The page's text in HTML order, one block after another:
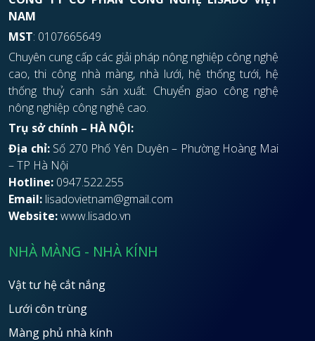
NAM
MST: 0107665649
Chuyên cung cấp các giải pháp nông nghiệp công nghệ
cao, thi công nhà màng, nhà lưới, hệ thống tưới, hệ
thống thuỷ canh sản xuất. Chuyển giao công nghệ
nông nghiệp công nghệ cao.
Trụ sở chính – HÀ NỘI:
Địa chỉ:Số 270 Phố Yên Duyên – Phường Hoàng Mai
– TP Hà Nội
Hotline: 0947.522.255
Email: lisadovietnam@gmail.com
Website:www.lisado.vn
NHÀ MÀNG - NHÀ KÍNH
Vật tư hệ cắt nắng
Lưới côn trùng
Màng phủ nhà kính